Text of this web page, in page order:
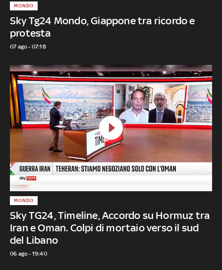
Sky Tg24 Mondo, Giappone tra ricordo e
protesta
MONDO
07 ago - 07:18
Sky TG24, Timeline, Accordo su Hormuz tra
Iran e Oman. Colpi di mortaio verso il sud
del Libano
MONDO
06 ago - 19:40